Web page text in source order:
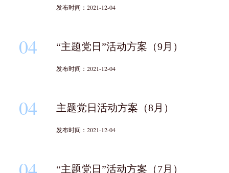
发布时间：2021-12-04
04 “主题党日”活动方案（9月）
发布时间：2021-12-04
04 主题党日活动方案（8月）
发布时间：2021-12-04
“主题党日”活动方案（7月）